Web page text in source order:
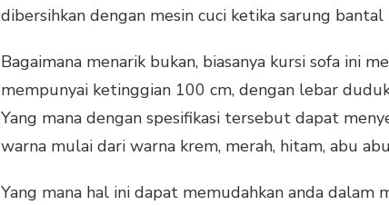
dibersihkan dengan mesin cuci ketika sarung
Bagaimana menarik bukan, biasanya kursi sofa ini
mempunyai ketinggian 100 cm, dengan lebar
Yang mana dengan spesifikasi tersebut dapat
warna mulai dari warna krem, merah, hitam, abu
Yang mana hal ini dapat memudahkan anda